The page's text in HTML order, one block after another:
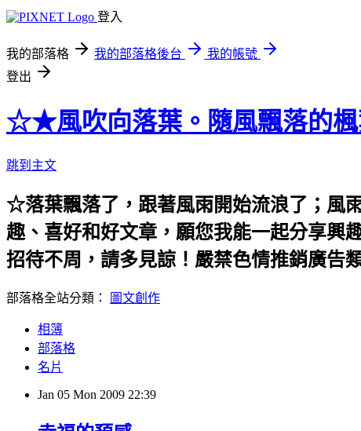
登入
我的部落格 我的部落格後台
我的帳號
登出
☆★風吹向落葉。隨風飄落的
跳到主文
☆落葉飄落了，跟著風雨開始流浪了；風
趣、喜好和好文章，願您我能一起分享興
招待不周，請多見諒！嚴禁色情推銷廣
部落格全站分類： 圖文創作
相簿
部落格
名片
Jan 05 Mon 2009 22:39